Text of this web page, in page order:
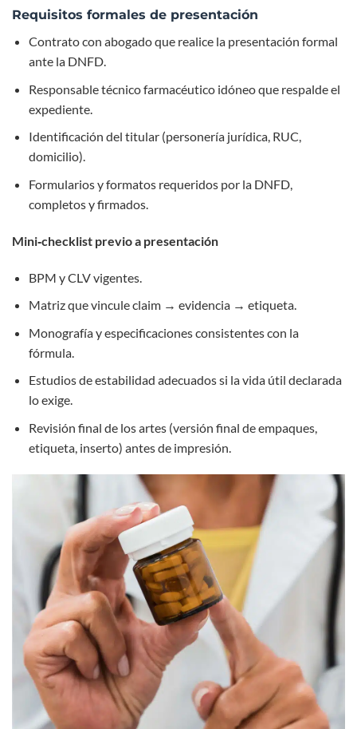
Requisitos formales de presentación
Contrato con abogado que realice la presentación formal
ante la DNFD.
Responsable técnico farmacéutico idóneo que respalde el
expediente.
Identificación del titular (personería jurídica, RUC,
domicilio).
Formularios y formatos requeridos por la DNFD,
completos y firmados.
Mini‑checklist previo a presentación
BPM y CLV vigentes.
Matriz que vincule claim → evidencia → etiqueta.
Monografía y especificaciones consistentes con la
fórmula.
Estudios de estabilidad adecuados si la vida útil declarada
lo exige.
Revisión final de los artes (versión final de empaques,
etiqueta, inserto) antes de impresión.